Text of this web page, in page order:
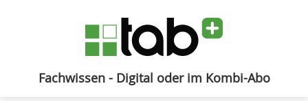
Fachwissen - Digital oder im Kombi-Abo